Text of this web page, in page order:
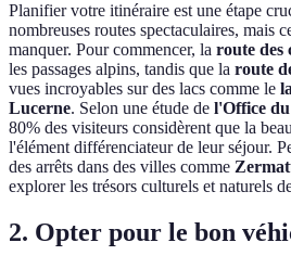
Planifier votre itinéraire est une étape
nombreuses routes spectaculaires, mais
manquer. Pour commencer, la route des
les passages alpins, tandis que la route
vues incroyables sur des lacs comme le
Lucerne. Selon une étude de l'Office du
80% des visiteurs considèrent que la
l'élément différenciateur de leur séjour.
des arrêts dans des villes comme
explorer les trésors culturels et naturels
2. Opter pour le bon